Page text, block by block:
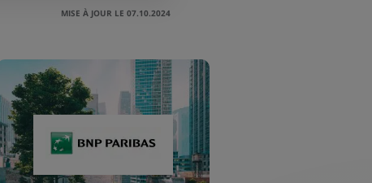
MISE À JOUR LE 07.10.2024